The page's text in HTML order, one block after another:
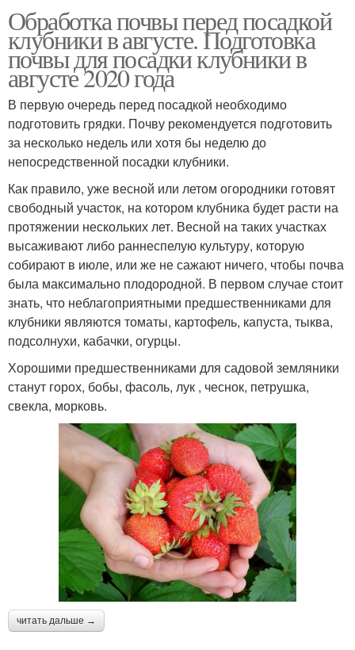
Обработка почвы перед посадкой
клубники в августе. Подготовка
почвы для посадки клубники в
августе 2020 года
В первую очередь перед посадкой необходимо
подготовить грядки. Почву рекомендуется подготовить
за несколько недель или хотя бы неделю до
непосредственной посадки клубники.
Как правило, уже весной или летом огородники готовят
свободный участок, на котором клубника будет расти на
протяжении нескольких лет. Весной на таких участках
высаживают либо раннеспелую культуру, которую
собирают в июле, или же не сажают ничего, чтобы почва
была максимально плодородной. В первом случае стоит
знать, что неблагоприятными предшественниками для
клубники являются томаты, картофель, капуста, тыква,
подсолнухи, кабачки, огурцы.
Хорошими предшественниками для садовой земляники
станут горох, бобы, фасоль, лук , чеснок, петрушка,
свекла, морковь.
читать дальше →